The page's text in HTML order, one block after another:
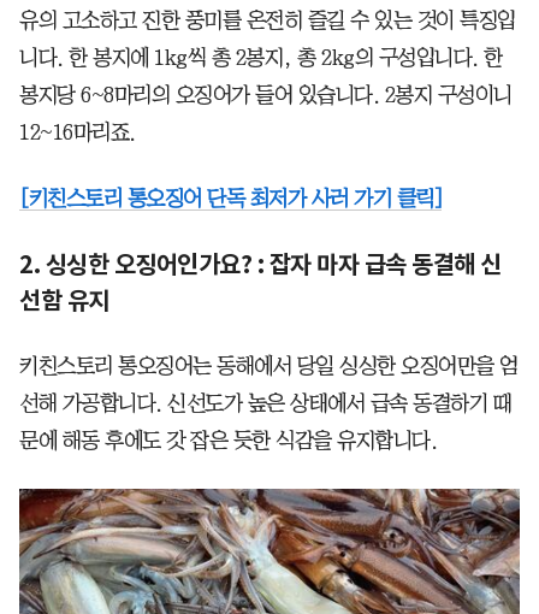
유의 고소하고 진한 풍미를 온전히 즐길 수 있는 것이 특징입
니다. 한 봉지에 1kg씩 총 2봉지, 총 2kg의 구성입니다. 한
봉지당 6~8마리의 오징어가 들어 있습니다. 2봉지 구성이니
12~16마리죠.
[키친스토리 통오징어 단독 최저가 사러 가기 클릭]
2. 싱싱한 오징어인가요? : 잡자 마자 급속 동결해 신
선함 유지
키친스토리 통오징어는 동해에서 당일 싱싱한 오징어만을 엄
선해 가공합니다. 신선도가 높은 상태에서 급속 동결하기 때
문에 해동 후에도 갓 잡은 듯한 식감을 유지합니다.